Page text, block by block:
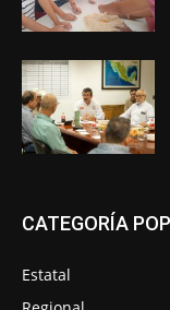
CATEGORÍA
Estatal